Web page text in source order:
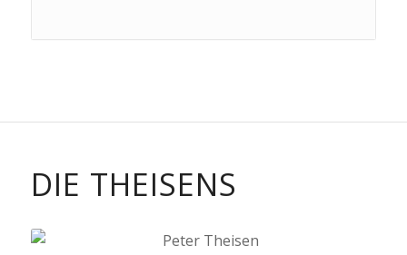
DIE THEISENS